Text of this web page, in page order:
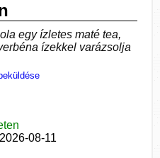
egy ízletes maté tea,
ízekkel varázsolja
08-11